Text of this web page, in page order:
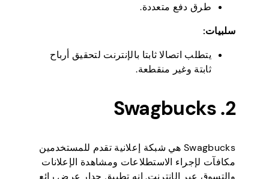
طرق دفع متعددة.
سلبيات:
يتطلب اتصالا ثابتا بالإنترنت لتحقيق أرباح
ثابتة وغير منقطعة.
2. Swagbucks
Swagbucks هي شبكة إعلانية تقدم للمستخدمين
مكافآت لإجراء الاستطلاعات ومشاهدة الإعلانات